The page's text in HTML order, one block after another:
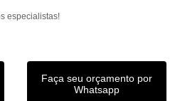
especialistas!
Faça seu orçamento por
Whatsapp